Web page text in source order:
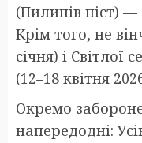
(Пилипів піст) —
Крім того, не
січня) і Світлої
(12–18 квітня
Окремо
напередодні: